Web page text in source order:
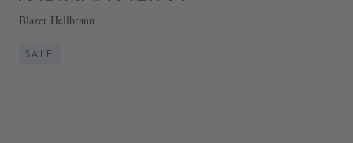
Blazer Hellbraun
SALE